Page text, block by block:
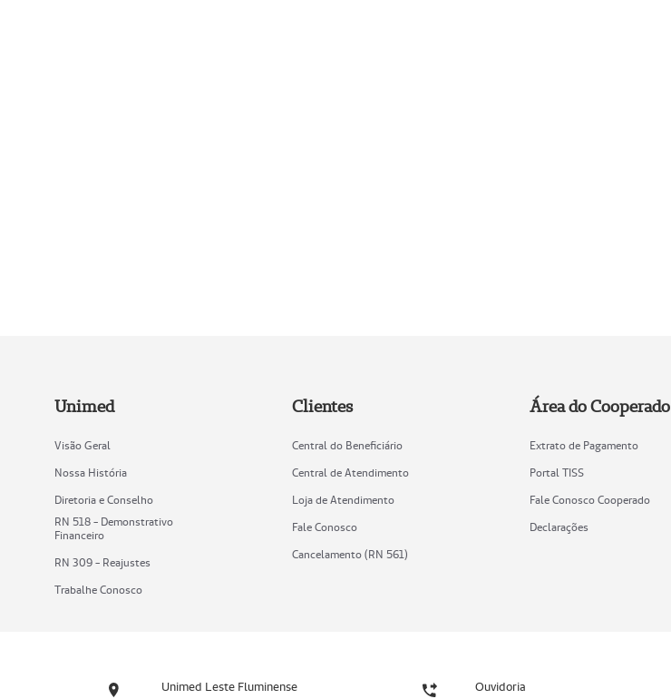
Unimed
Visão Geral
Nossa História
Diretoria e Conselho
RN 518 - Demonstrativo
Financeiro
RN 309 - Reajustes
Trabalhe Conosco
Clientes
Central do Beneficiário
Central de Atendimento
Loja de Atendimento
Fale Conosco
Cancelamento (RN 561)
Área do Cooperado
Extrato de Pagamento
Portal TISS
Fale Conosco Cooperado
Declarações
Unimed Leste Fluminense Ouvidoria